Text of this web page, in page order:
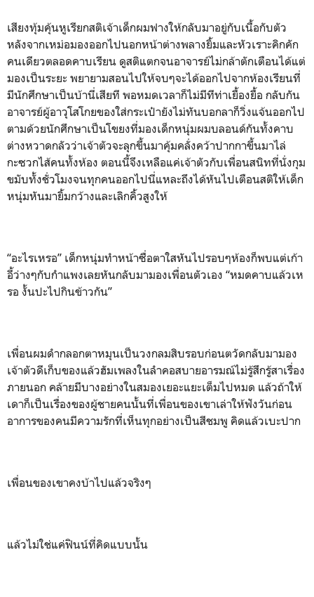
เสียงทุ้มคุ้นหูเรียกสติเจ้าเด็กผมฟางให้กลับมาอยู่กับเนื้อกับตัว
หลังจากเหม่อมองออกไปนอกหน้าต่างพลางยิ้มและหัวเราะคิกคัก
คนเดียวตลอดคาบเรียน ดูสติแตกจนอาจารย์ไม่กล้าตักเตือนได้แต่
มองเป็นระยะ พยายามสอนไปให้จบๆจะได้ออกไปจากห้องเรียนที่
มีนักศึกษาเป็นบ้านี่เสียที พอหมดเวลาก็ไม่มีทีท่าเยื้องยื้อ กลับกัน
อาจารย์ผู้อาวุโสโกยของใส่กระเป๋ายังไม่ทันบอกลาก็วิ่งแจ้นออกไป
ตามด้วยนักศึกษาเป็นโขยงที่มองเด็กหนุ่มผมบลอนด์กันทั้งคาบ
ต่างหวาดกลัวว่าเจ้าตัวจะลุกขึ้นมาคุ้มคลั่งคว้าปากกาขึ้นมาไล่
กะซวกไส้คนทั้งห้อง ตอนนี้จึงเหลือแค่เจ้าตัวกับเพื่อนสนิทที่นั่งกุม
ขมับทั้งชั่วโมงจนทุกคนออกไปนี่แหละถึงได้หันไปเตือนสติให้เด็ก
หนุ่มหันมายิ้มกว้างและเลิกคิ้วสูงให้
“อะไรเหรอ” เด็กหนุ่มทำหน้าซื่อตาใสหันไปรอบๆห้องก็พบแต่เก้า
อี้ว่างๆกับกำแพงเลยหันกลับมามองเพื่อนตัวเอง “หมดคาบแล้วเห
รอ งั้นปะไปกินข้าวกัน”
เพื่อนผมดำกลอกตาหมุนเป็นวงกลมสิบรอบก่อนตวัดกลับมามอง
เจ้าตัวดีเก็บของแล้วฮัมเพลงในลำคอสบายอารมณ์ไม่รู้สึกรู้สาเรื่อง
ภายนอก คล้ายมีบางอย่างในสมองเยอะแยะเต็มไปหมด แล้วถ้าให้
เดาก็เป็นเรื่องของผู้ชายคนนั้นที่เพื่อนของเขาเล่าให้ฟังวันก่อน
อาการของคนมีความรักที่เห็นทุกอย่างเป็นสีชมพู คิดแล้วเบะปาก
เพื่อนของเขาคงบ้าไปแล้วจริงๆ
แล้วไม่ใช่แค่ฟินน์ที่คิดแบบนั้น